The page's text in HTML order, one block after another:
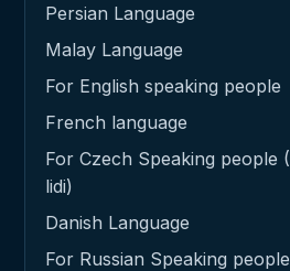
Persian Language
Malay Language
For English speaking people
French language
For Czech Speaking people
lidi)
Danish Language
For Russian Speaking